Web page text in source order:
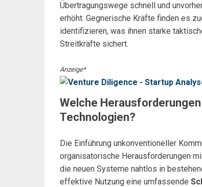
Übertragungswege schnell und
erhöht. Gegnerische Kräfte finden es
identifizieren, was ihnen starke
Streitkräfte sichert.
Anzeige*
Welche
Technologien?
Die Einführung unkonventioneller
organisatorische Herausforderungen
die neuen Systeme nahtlos in
effektive Nutzung eine umfassende